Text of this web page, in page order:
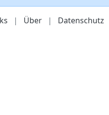
| Über | Datenschutz